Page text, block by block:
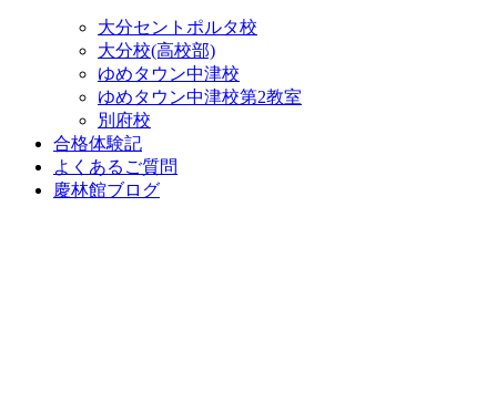
大分セントポルタ校
大分校(高校部)
ゆめタウン中津校
ゆめタウン中津校第2教室
別府校
合格体験記
よくあるご質問
慶林館ブログ